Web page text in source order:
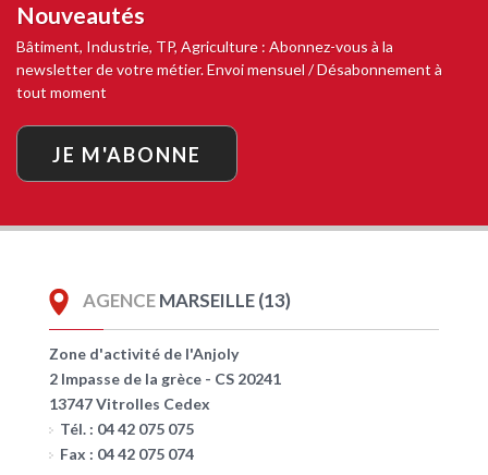
Nouveautés
Bâtiment, Industrie, TP, Agriculture : Abonnez-vous à la
newsletter de votre métier. Envoi mensuel / Désabonnement à
tout moment
JE M'ABONNE
AGENCEMARSEILLE (13)
Zone d'activité de l'Anjoly
2 Impasse de la grèce - CS 20241
13747 Vitrolles Cedex
Tél. : 04 42 075 075
Fax : 04 42 075 074